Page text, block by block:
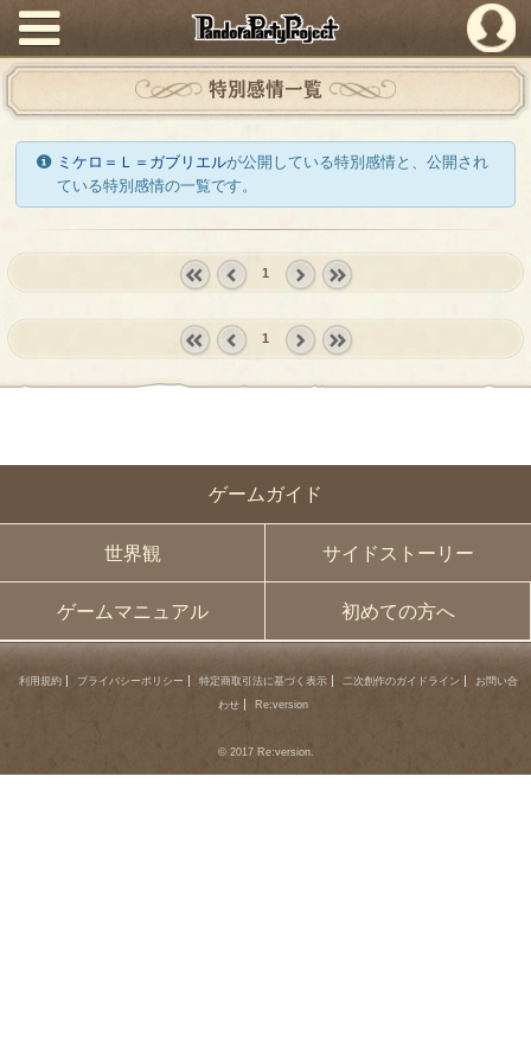
PandoraPartyProject
ゲームガイド
世界観 サイドストーリー
ゲームマニュアル 初めての方へ
特別感情一覧
ミケロ＝Ｌ＝ガブリエルが公開している特別感情と、公開され
ている特別感情の一覧です。
prev
1
prev
1
利用規約 プライバシーポリシー 特定商取引法に基づく表示 二次創作のガイドライン
お問い合
わせ
Re:version
© 2017 Re:version.